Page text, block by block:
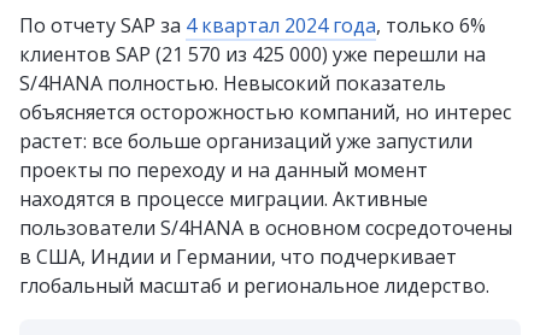
По отчету SAP за 4 квартал 2024 года, только 6%
клиентов SAP (21 570 из 425 000) уже перешли на
S/4HANA полностью. Невысокий показатель
объясняется осторожностью компаний, но интерес
растет: все больше организаций уже запустили
проекты по переходу и на данный момент
находятся в процессе миграции. Активные
пользователи S/4HANA в основном сосредоточены
в США, Индии и Германии, что подчеркивает
глобальный масштаб и региональное лидерство.